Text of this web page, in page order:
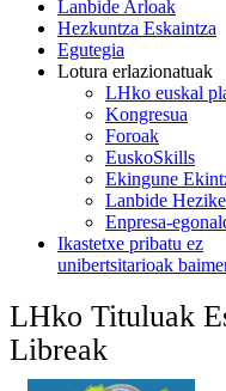
Lanbide Arloak
Hezkuntza Eskaintza
Egutegia
Lotura erlazionatuak
LHko euskal
Kongresua
Foroak
EuskoSkills
Ekingune
Lanbide
Enpresa-
Ikastetxe pribatu ez
unibertsitarioak
LHko Tituluak
Libreak